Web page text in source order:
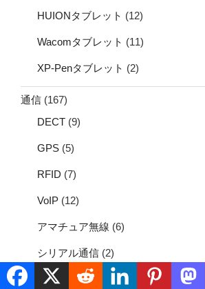
HUIONタブレット (12)
Wacomタブレット (11)
XP-Penタブレット (2)
通信 (167)
DECT (9)
GPS (5)
RFID (7)
VoIP (12)
アマチュア無線 (6)
シリアル通信 (2)
ネットワーク